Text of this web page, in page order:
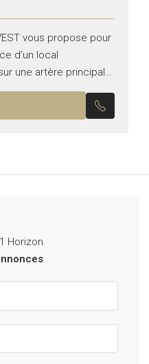
vous propose pour
d’un local
une artère principale
: 70 m²...
Horizon